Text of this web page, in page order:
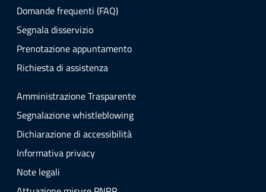
Domande frequenti (FAQ)
Segnala disservizio
Prenotazione appuntamento
Richiesta di assistenza
Amministrazione Trasparente
Segnalazione whistleblowing
Dichiarazione di accessibilità
Informativa privacy
Note legali